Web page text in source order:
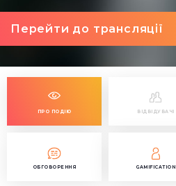
Перейти до трансляції
ПРО ПОДІЮ ВІДВІДУВАЧІ
ОБГОВОРЕННЯ GAMIFICATION